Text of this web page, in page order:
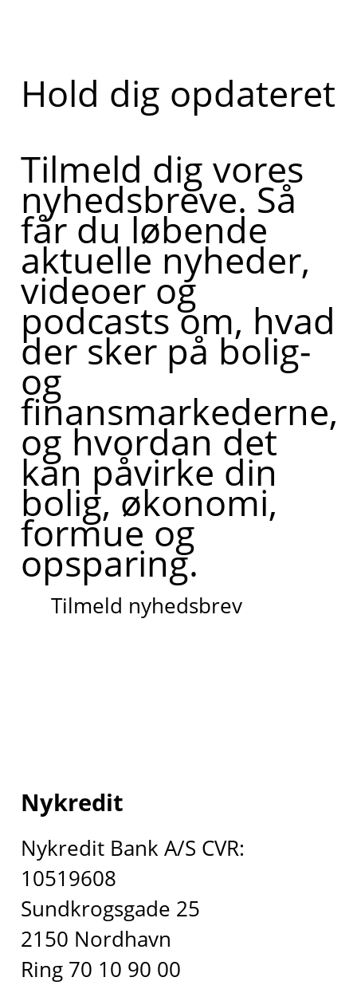
Hold dig opdateret
Tilmeld dig vores
nyhedsbreve. Så
får du løbende
aktuelle nyheder,
videoer og
podcasts om, hvad
der sker på bolig-
og
finansmarkederne,
og hvordan det
kan påvirke din
bolig, økonomi,
formue og
opsparing.
Tilmeld nyhedsbrev
Nykredit
Nykredit Bank A/S CVR:
10519608
Sundkrogsgade 25
2150 Nordhavn
Ring 70 10 90 00